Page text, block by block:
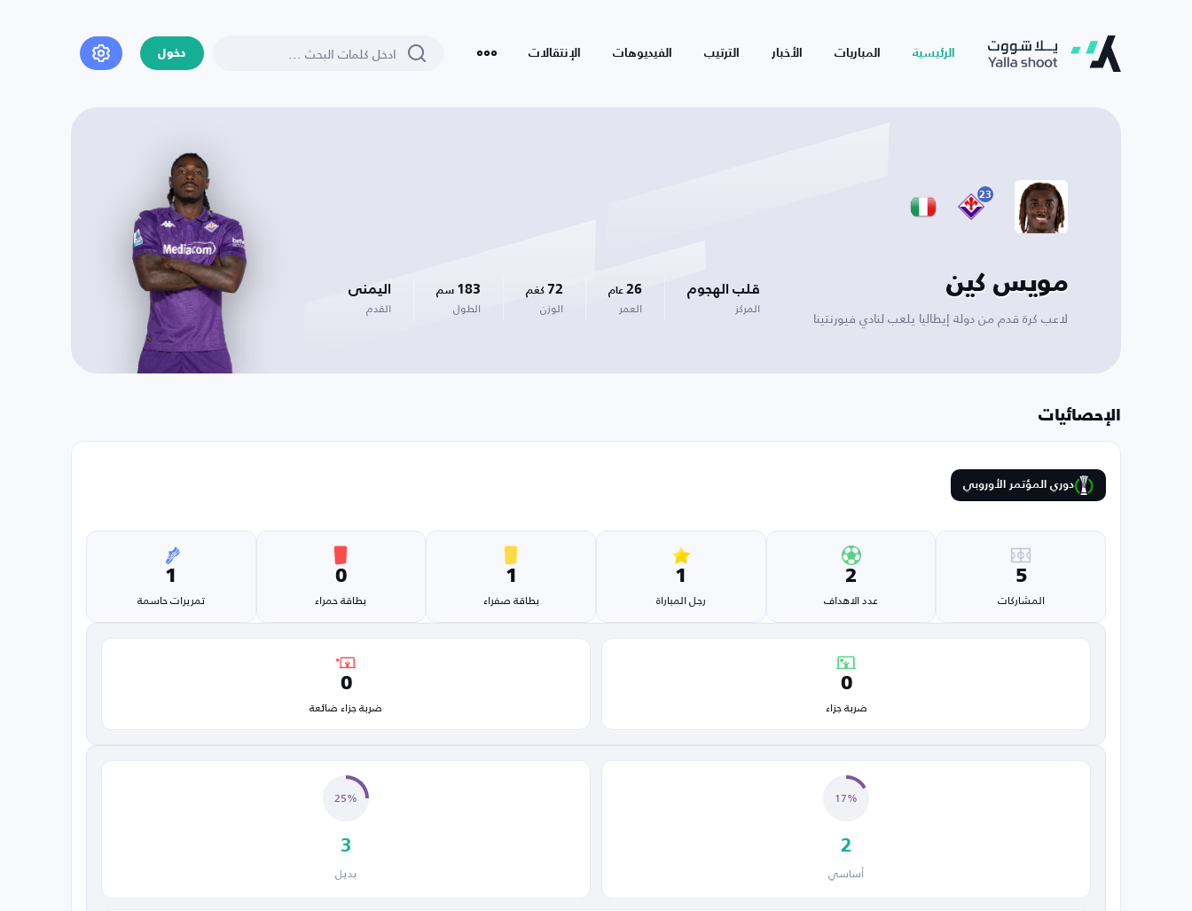
الرئيسية المباريات الأخبار الترتيب الفيديوهات الإنتقالات دخول
23
مويس كين
لاعب كرة قدم من دولة إيطاليا يلعب لنادي فيورنتينا
قلب الهجوم
المركز
26 عام
العمر
72 كغم
الوزن
183 سم
الطول
اليمنى
القدم
الإحصائيات
دوري المؤتمر الأوروبي
5
المشاركات
2
عدد الاهداف
1
رجل المباراة
1
بطاقة صفراء
0
بطاقة حمراء
1
تمريرات حاسمة
0
ضربة جزاء
0
ضربة جزاء ضائعة
17%
2
أساسي
25%
3
بديل